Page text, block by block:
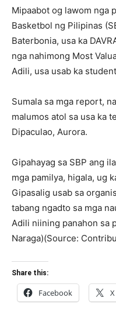
Mipaabot og lawom nga
Basketbol ng Pilipinas
Baterbonia, usa ka
nga nahimong Most
Adili, usa usab ka
Sumala sa mga report,
malumos atol sa usa ka
Dipaculao, Aurora.
Gipahayag sa SBP ang
mga pamilya, higala, ug
Gipasalig usab sa
tabang ngadto sa mga
Adili niining panahon sa
Naraga)(Source:
Share this:
Facebook X